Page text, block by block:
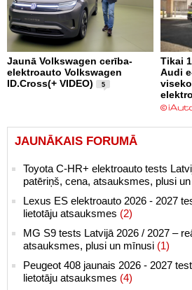
Jaunā Volkswagen cerība-
elektroauto Volkswagen
ID.Cross(+ VIDEO)
5
Tikai
Audi
JAUNĀKAIS FORUMĀ
Toyota C-HR+ elektroauto tests
patēriņš, cena, atsauksmes, plusi
Lexus ES elektroauto 2026 - 2027
lietotāju atsauksmes (2)
MG S9 tests Latvijā 2026 / 2027 –
atsauksmes, plusi un mīnusi (1)
Peugeot 408 jaunais 2026 - 2027
lietotāju atsauksmes (4)